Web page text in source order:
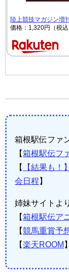
陸上競技マガジン増
価格：1,320円（税
箱根駅伝ファ
【箱根駅伝フ
【
【結果も
会日程 】
姉妹サイトより
【箱根駅伝ア
【競馬重賞予
【楽天ROOM 】